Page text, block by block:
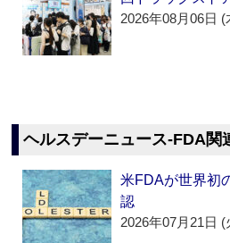
2026年08月06日 (
ヘルスデーニュース‐FDA関
米FDAが世界初
認
2026年07月21日 (